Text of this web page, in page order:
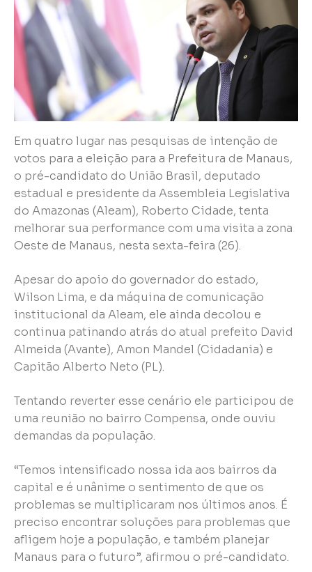
Em quatro lugar nas pesquisas de intenção de
votos para a eleição para a Prefeitura de Manaus,
o pré-candidato do União Brasil, deputado
estadual e presidente da Assembleia Legislativa
do Amazonas (Aleam), Roberto Cidade, tenta
melhorar sua performance com uma visita a zona
Oeste de Manaus, nesta sexta-feira (26).
Apesar do apoio do governador do estado,
Wilson Lima, e da máquina de comunicação
institucional da Aleam, ele ainda decolou e
continua patinando atrás do atual prefeito David
Almeida (Avante), Amon Mandel (Cidadania) e
Capitão Alberto Neto (PL).
Tentando reverter esse cenário ele participou de
uma reunião no bairro Compensa, onde ouviu
demandas da população.
“Temos intensificado nossa ida aos bairros da
capital e é unânime o sentimento de que os
problemas se multiplicaram nos últimos anos. É
preciso encontrar soluções para problemas que
afligem hoje a população, e também planejar
Manaus para o futuro”, afirmou o pré-candidato.